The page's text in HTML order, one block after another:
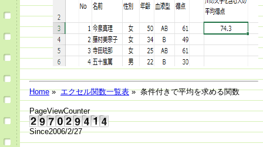
Home»エクセル関数一覧表» 条件付きで平均を求める関数
PageViewCounter
Since2006/2/27